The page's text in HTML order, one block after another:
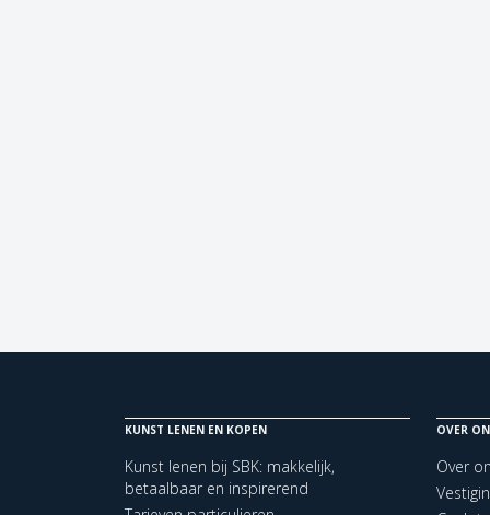
KUNST LENEN EN KOPEN
Kunst lenen bij SBK: makkelijk,
betaalbaar en inspirerend
OVER
Over